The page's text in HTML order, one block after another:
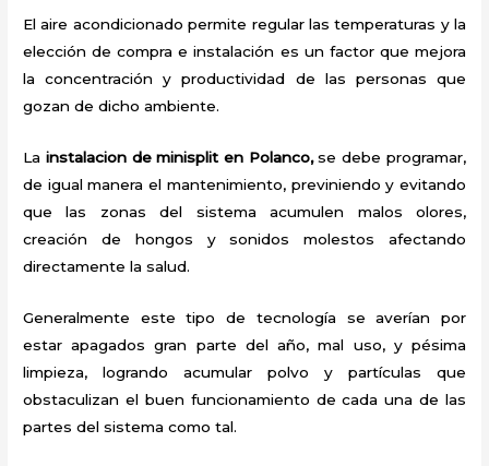
El aire acondicionado permite regular las temperaturas y la
elección de compra e instalación es un factor que mejora
la concentración y productividad de las personas que
gozan de dicho ambiente.
La instalacion de minisplit en Polanco,se debe programar,
de igual manera el mantenimiento, previniendo y evitando
que las zonas del sistema acumulen malos olores,
creación de hongos y sonidos molestos afectando
directamente la salud.
Generalmente este tipo de tecnología se averían por
estar apagados gran parte del año, mal uso, y pésima
limpieza, logrando acumular polvo y partículas que
obstaculizan el buen funcionamiento de cada una de las
partes del sistema como tal.